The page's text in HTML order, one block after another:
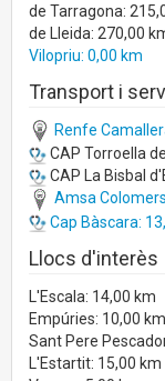
de Tarragona:
de Lleida: 270,00
Vilopriu: 0,00 km
Transport i
Renfe
CAP Torroella
CAP La Bisbal
Amsa
Cap Bàscara:
Llocs d'interès
L'Escala: 14,00 km
Empúries: 10,00 km
Sant Pere
L'Estartit: 15,00 km